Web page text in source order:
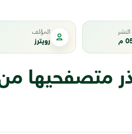
م
المؤلف
رويترز
متصفحيها